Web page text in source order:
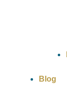
Blog